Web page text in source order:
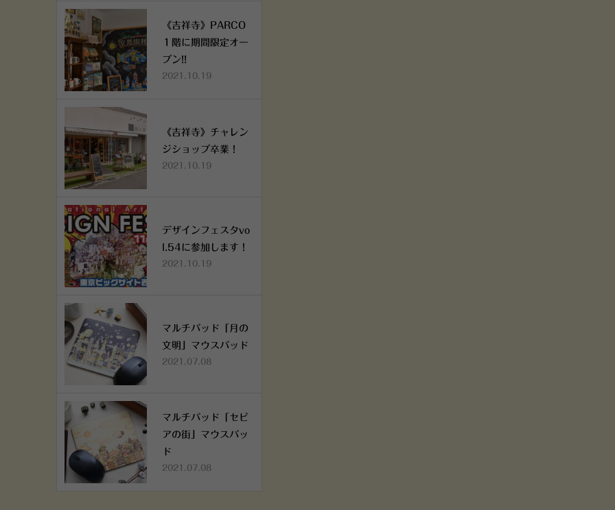
《吉祥寺》PARCO
１階に期間限定オー
プン!!
2021.10.19
《吉祥寺》チャレン
ジショップ卒業！
2021.10.19
デザインフェスタvo
l.54に参加します！
2021.10.19
マルチパッド「月の
文明」マウスパッド
2021.07.08
マルチパッド「セピ
アの街」マウスパッ
ド
2021.07.08